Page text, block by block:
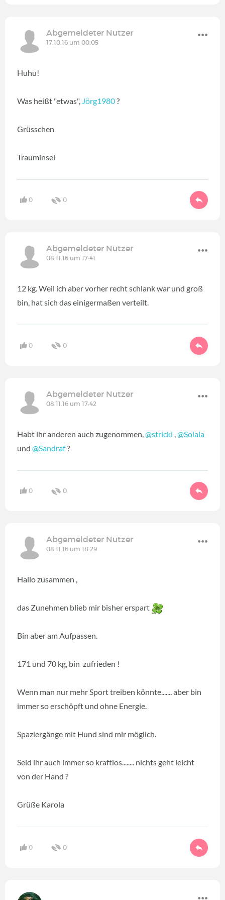
Abgemeldeter Nutzer
17.10.16 um 00:05
Huhu!
Was heißt "etwas", Jörg1980?
Grüsschen
Trauminsel
0 0
Abgemeldeter Nutzer
08.11.16 um 17:41
12 kg. Weil ich aber vorher recht schlank war und groß
bin, hat sich das einigermaßen verteilt.
0 0
Abgemeldeter Nutzer
08.11.16 um 17:42
Habt ihr anderen auch zugenommen, @stricki @Solala
und @Sandraf?
0 0
Abgemeldeter Nutzer
08.11.16 um 18:29
Hallo zusammen ,
das Zunehmen blieb mir bisher erspart
Bin aber am Aufpassen.
171 und 70 kg, bin zufrieden !
Wenn man nur mehr Sport treiben könnte....... aber bin
immer so erschöpft und ohne Energie.
Spaziergänge mit Hund sind mir möglich.
Seid ihr auch immer so kraftlos........ nichts geht leicht
von der Hand ?
Grüße Karola
0 0